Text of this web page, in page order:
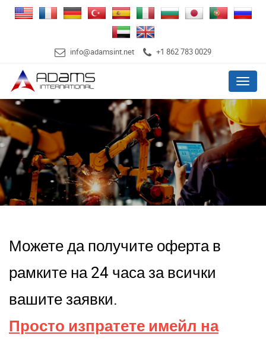
info@adamsint.net +1 862 783 0029
Menu
Можете да получите оферта в
рамките на 24 часа за всички
вашите заявки.
Просто изпратете имейл на